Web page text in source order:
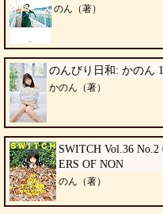
のん（著）
のんびり日和: かのん
かのん（著）
SWITCH Vol.36
ERS OF NON
のん（著）